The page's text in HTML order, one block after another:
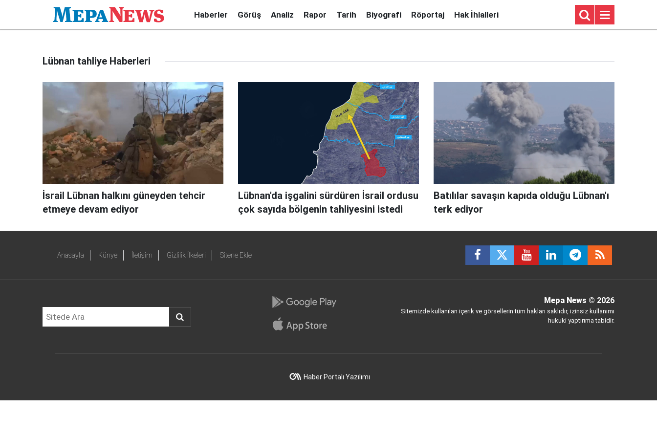
Haberler Görüş Analiz Rapor Tarih Biyografi Röportaj Hak İhlalleri
Lübnan tahliye Haberleri
İsrail Lübnan halkını güneyden tehcir
etmeye devam ediyor
Lübnan'da işgalini sürdüren İsrail ordusu
çok sayıda bölgenin tahliyesini istedi
Batılılar savaşın kapıda olduğu Lübnan'ı
terk ediyor
Anasayfa Künye İletişim Gizlilik İlkeleri Sitene Ekle
Mepa News © 2026
Sitemizde kullanılan içerik ve görsellerin tüm hakları saklıdır, izinsiz kullanımı
hukuki yaptırıma tabidir.
Haber Portalı Yazılımı